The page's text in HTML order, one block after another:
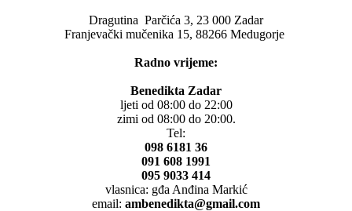
Dragutina Parčića 3, 23 000 Zadar
Franjevački mučenika 15, 88266 Medugorje
Radno vrijeme:
Benedikta Zadar
ljeti od 08:00 do 22:00
zimi od 08:00 do 20:00.
Tel:
098 6181 36
091 608 1991
095 9033 414
vlasnica: gđa Anđina Markić
email: ambenedikta@gmail.com